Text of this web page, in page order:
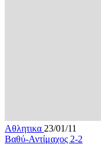
Αθλητικα 23/01/11
Βαθύ-Αντίμαχος 2-2